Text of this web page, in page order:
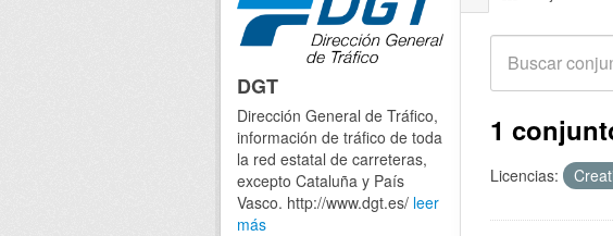
1
Licencias:
DGT
Dirección General de Tráfico,
información de tráfico de toda
la red estatal de carreteras,
excepto Cataluña y País
Vasco. http://www.dgt.es/ leer
más